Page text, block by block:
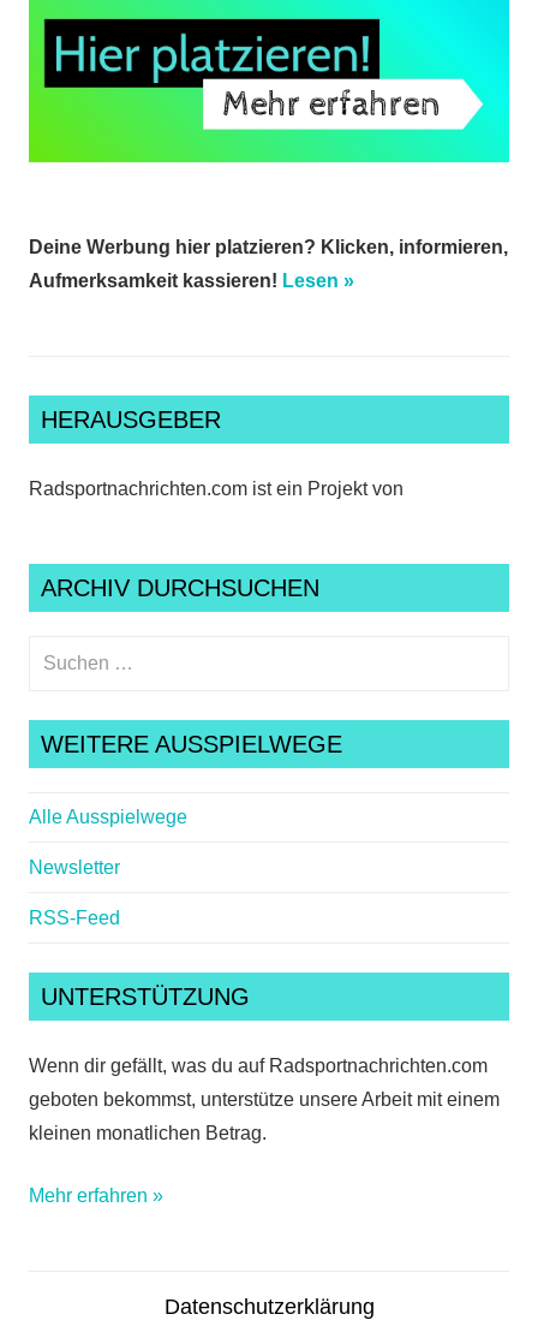
Deine Werbung hier platzieren? Klicken, informieren,
Aufmerksamkeit kassieren! Lesen »
HERAUSGEBER
Radsportnachrichten.com ist ein Projekt von
ARCHIV DURCHSUCHEN
Suchen
WEITERE AUSSPIELWEGE
Alle Ausspielwege
Newsletter
RSS-Feed
UNTERSTÜTZUNG
Wenn dir gefällt, was du auf Radsportnachrichten.com
geboten bekommst, unterstütze unsere Arbeit mit einem
kleinen monatlichen Betrag.
Mehr erfahren »
Datenschutzerklärung